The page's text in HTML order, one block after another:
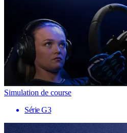
Simulation de course
Série G3